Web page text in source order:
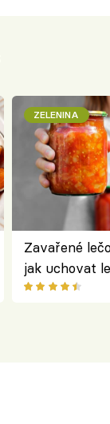
ZELENINA
Zavařené
jak uchovat